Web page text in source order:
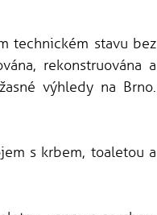
technickém stavu bez
rekonstruována a
výhledy na Brno.
s krbem, toaletou a